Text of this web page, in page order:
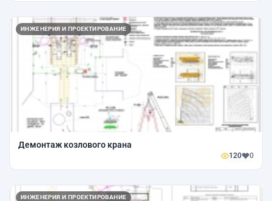
ИНЖЕНЕРИЯ И ПРОЕКТИРОВАНИЕ
Демонтаж козлового крана
120 0
ИНЖЕНЕРИЯ И ПРОЕКТИРОВАНИЕ